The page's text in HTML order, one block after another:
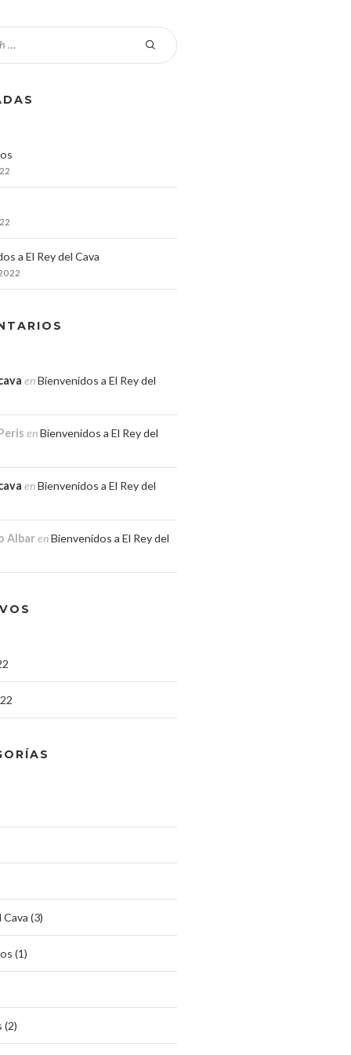
a El Rey del Cava
enBienvenidos a El Rey del
enBienvenidos a El Rey del
enBienvenidos a El Rey del
AlbarenBienvenidos a El Rey del
Cava (3)
(1)
(2)